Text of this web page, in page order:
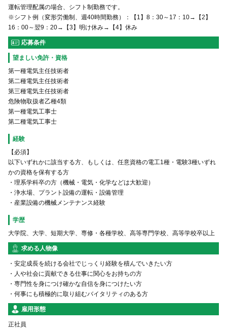
運転管理配属の場合、シフト制勤務です。
※シフト例（変形労働制、週40時間勤務）：【1】8：30～17：10→【2】
16：00～翌9：20→【3】明け休み→【4】休み
応募条件
望ましい免許・資格
第一種電気主任技術者
第二種電気主任技術者
第三種電気主任技術者
危険物取扱者乙種4類
第一種電気工事士
第二種電気工事士
経験
【必須】
以下いずれかに該当する方、もしくは、任意資格の電工1種・電験3種いずれ
かの資格を保有する方
・理系学科卒の方（機械・電気・化学などは大歓迎）
・浄水場、プラント設備の運転・設備管理
・産業設備の機械メンテナンス経験
学歴
⼤学院、⼤学、短期⼤学、専修・各種学校、⾼等専⾨学校、⾼等学校卒以上
求める人物像
・安定成長を続ける会社でじっくり経験を積んでいきたい方
・人や社会に貢献できる仕事に関心をお持ちの方
・専門性を身につけ確かな自信を身につけたい方
・何事にも積極的に取り組むバイタリティのある方
雇用形態
正社員